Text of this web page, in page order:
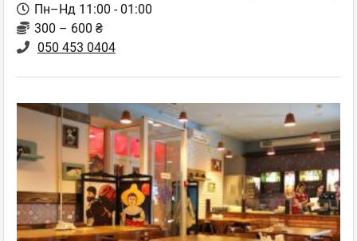
Пн–Нд 11:00 - 01:00
300 – 600 ₴
050 453 0404